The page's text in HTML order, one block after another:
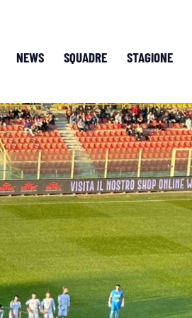
NEWS SQUADRE STAGIONE